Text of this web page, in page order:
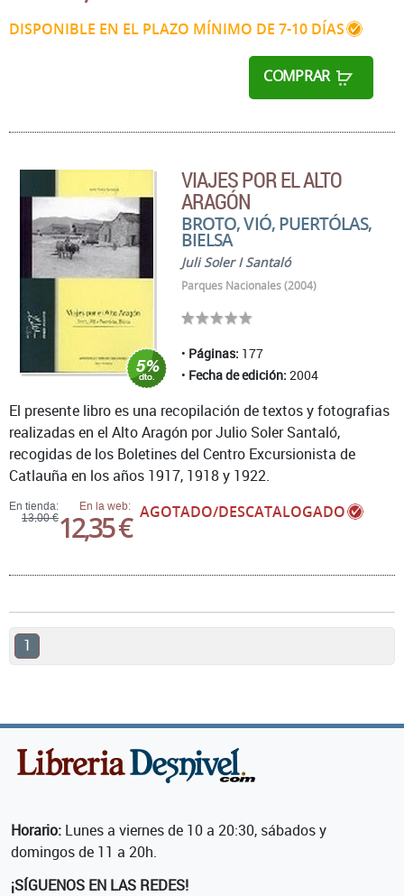
DISPONIBLE EN EL PLAZO MÍNIMO DE 7-10 DÍAS
COMPRAR
VIAJES POR EL ALTO
ARAGÓN
BROTO, VIÓ, PUERTÓLAS,
BIELSA
Juli Soler I Santaló
Parques Nacionales (2004)
Páginas: 177
Fecha de edición: 2004
En tienda:
13,00 €
En la web:
12,35 € AGOTADO/DESCATALOGADO
El presente libro es una recopilación de textos y fotografias
realizadas en el Alto Aragón por Julio Soler Santaló,
recogidas de los Boletines del Centro Excursionista de
Catlauña en los años 1917, 1918 y 1922.
1
Horario: Lunes a viernes de 10 a 20:30, sábados y
domingos de 11 a 20h.
¡SÍGUENOS EN LAS REDES!